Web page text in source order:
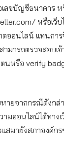
ขบัญชีธนาคาร ห
หรือเว็บ
ดออนไลน์ แทนกา
มารถตรวจสอบเ
นหรือ verify
ายจากกรณีดังก
มออนไลน์ได้ทางเ
แสมายังสภาองค์